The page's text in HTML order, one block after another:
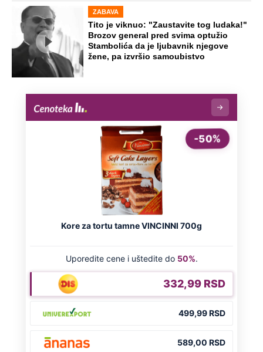
ZABAVA
Tito je viknuo: "Zaustavite tog ludaka!"
Brozov general pred svima optužio
Stambolića da je ljubavnik njegove
žene, pa izvršio samoubistvo